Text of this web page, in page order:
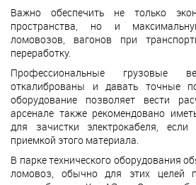
Важно обеспечить не только
пространства, но и
ломовозов, вагонов при
переработку.
Профессиональные
откалиброваны и давать точные
оборудование позволяет вести
арсенале также рекомендовано
для зачистки электрокабеля,
приемкой этого материала.
В парке технического оборудования
ломовоз, обычно для этих целей